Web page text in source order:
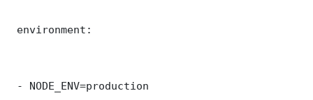
environment:
- NODE_ENV=production